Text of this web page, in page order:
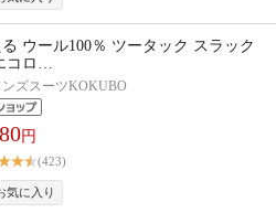
ウール100％ ツータック スラック
コロ…
ンズスーツKOKUBO
円
(423)